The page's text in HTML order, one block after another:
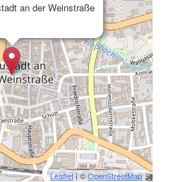
an der Weinstraße
Leaflet| ©OpenStreetMap